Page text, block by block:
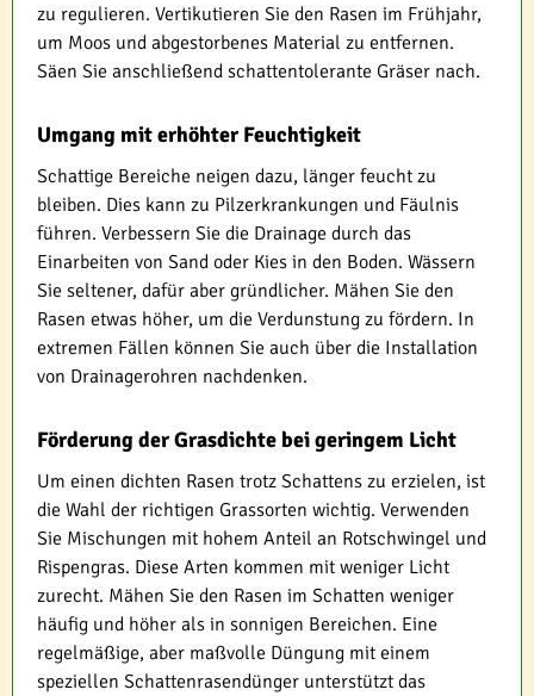
zu regulieren. Vertikutieren Sie den Rasen im Frühjahr,
um Moos und abgestorbenes Material zu entfernen.
Säen Sie anschließend schattentolerante Gräser nach.
Umgang mit erhöhter Feuchtigkeit
Schattige Bereiche neigen dazu, länger feucht zu
bleiben. Dies kann zu Pilzerkrankungen und Fäulnis
führen. Verbessern Sie die Drainage durch das
Einarbeiten von Sand oder Kies in den Boden. Wässern
Sie seltener, dafür aber gründlicher. Mähen Sie den
Rasen etwas höher, um die Verdunstung zu fördern. In
extremen Fällen können Sie auch über die Installation
von Drainagerohren nachdenken.
Förderung der Grasdichte bei geringem Licht
Um einen dichten Rasen trotz Schattens zu erzielen, ist
die Wahl der richtigen Grassorten wichtig. Verwenden
Sie Mischungen mit hohem Anteil an Rotschwingel und
Rispengras. Diese Arten kommen mit weniger Licht
zurecht. Mähen Sie den Rasen im Schatten weniger
häufig und höher als in sonnigen Bereichen. Eine
regelmäßige, aber maßvolle Düngung mit einem
speziellen Schattenrasendünger unterstützt das